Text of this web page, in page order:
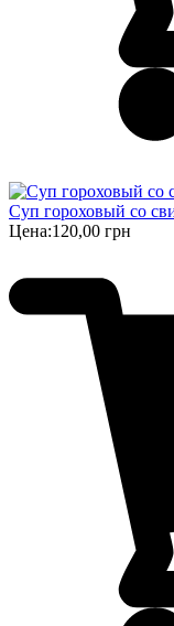
Суп гороховый со
Цена:120,00 грн